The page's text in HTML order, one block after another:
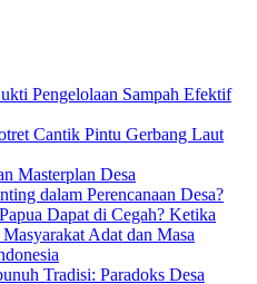
Pengelolaan Sampah Efektif
Cantik Pintu Gerbang Laut
Masterplan Desa
dalam Perencanaan Desa?
Dapat di Cegah? Ketika
Adat dan Masa
Tradisi: Paradoks Desa